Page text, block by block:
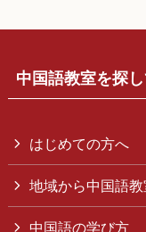
中国語教室を探
はじめての方へ
地域から中国語
中国語の学び方